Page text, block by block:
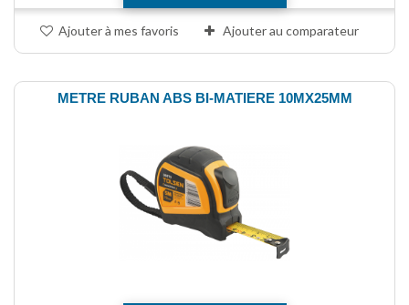
Ajouter à mes favoris Ajouter au comparateur
METRE RUBAN ABS BI-MATIERE 10MX25MM